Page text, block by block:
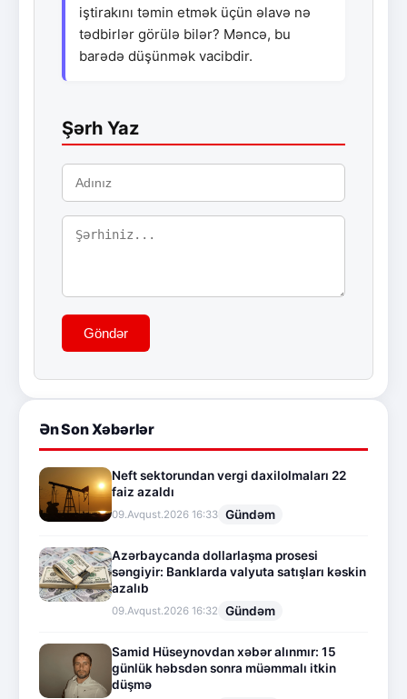
iştirakını təmin etmək üçün əlavə nə
tədbirlər görülə bilər? Məncə, bu
barədə düşünmək vacibdir.
Şərh Yaz
Göndər
Ən Son Xəbərlər
Neft sektorundan vergi daxilolmaları 22
faiz azaldı
09.Avqust.2026 16:33 Gündəm
Azərbaycanda dollarlaşma prosesi
səngiyir: Banklarda valyuta satışları kəskin
azalıb
09.Avqust.2026 16:32 Gündəm
Samid Hüseynovdan xəbər alınmır: 15
günlük həbsdən sonra müəmmalı itkin
düşmə